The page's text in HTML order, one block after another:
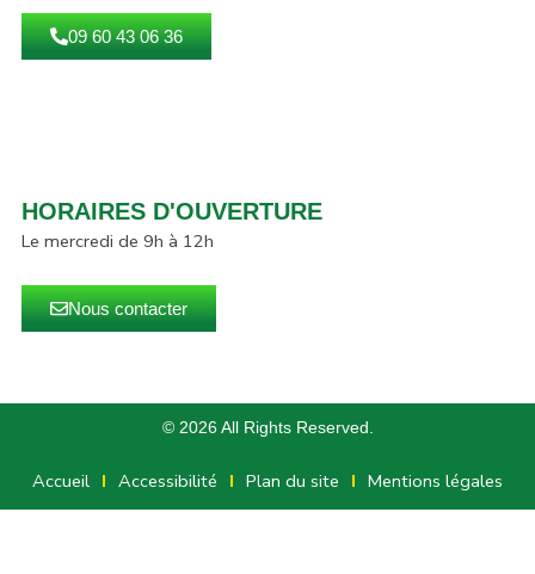
09 60 43 06 36
HORAIRES D'OUVERTURE
Le mercredi de 9h à 12h
Nous contacter
© 2026 All Rights Reserved.
Accueil Accessibilité Plan du site Mentions légales